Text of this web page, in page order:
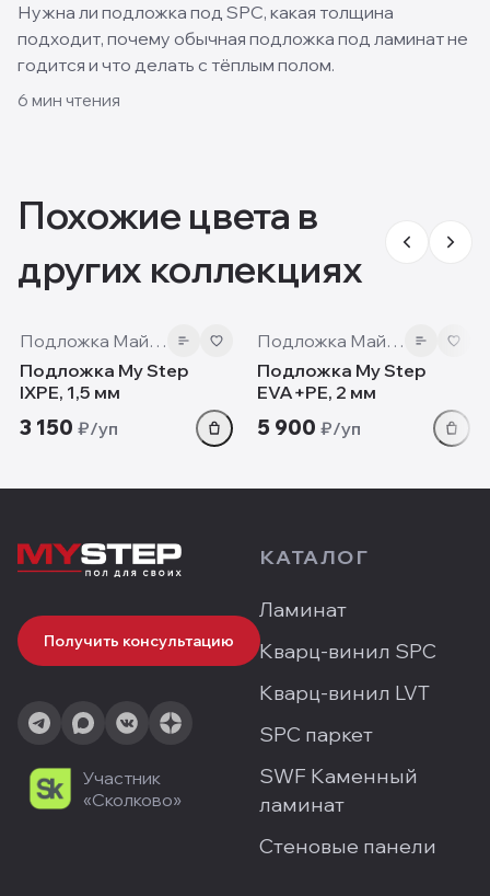
Нужна ли подложка под SPC, какая толщина
подходит, почему обычная подложка под ламинат не
годится и что делать с тёплым полом.
6 мин чтения
Похожие цвета в
других коллекциях
Подложка Май Степ
Подложка My Step
IXPE, 1,5 мм
3 150 ₽/уп
Подложка Май Степ
Подложка My Step
EVA+PE, 2 мм
5 900 ₽/уп
Получить консультацию
Участник
«Сколково»
КАТАЛОГ
Ламинат
Кварц-винил SPC
Кварц-винил LVT
SPC паркет
SWF Каменный
ламинат
Стеновые панели